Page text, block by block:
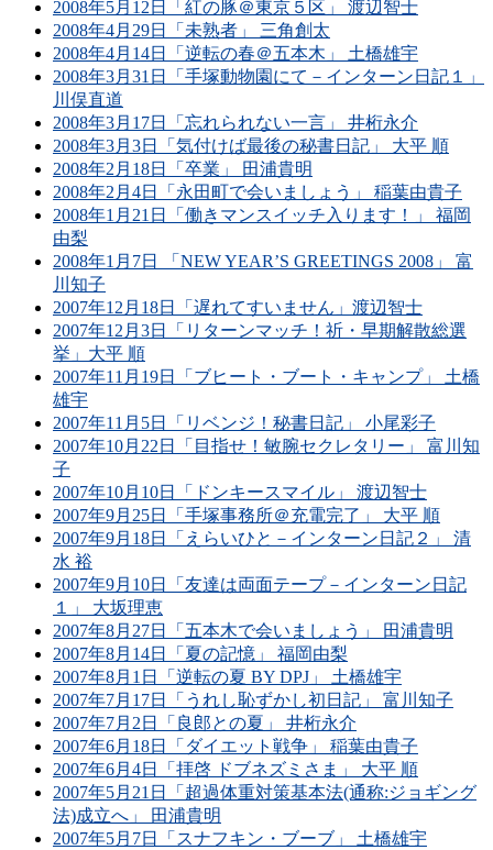
2008年5月12日「紅の豚＠東京５区」 渡辺智士
2008年4月29日「未熟者」 三角創太
2008年4月14日「逆転の春＠五本木」 土橋雄宇
2008年3月31日「手塚動物園にて－インターン日記１」
川俣直道
2008年3月17日「忘れられない一言」 井桁永介
2008年3月3日「気付けば最後の秘書日記」 大平 順
2008年2月18日「卒業」 田浦貴明
2008年2月4日「永田町で会いましょう」 稲葉由貴子
2008年1月21日「働きマンスイッチ入ります！」 福岡
由梨
2008年1月7日 「NEW YEAR’S GREETINGS 2008」 富
川知子
2007年12月18日「遅れてすいません」渡辺智士
2007年12月3日「リターンマッチ！祈・早期解散総選
挙」大平 順
2007年11月19日「ブヒート・ブート・キャンプ」 土橋
雄宇
2007年11月5日「リベンジ！秘書日記」 小尾彩子
2007年10月22日「目指せ！敏腕セクレタリー」 富川知
子
2007年10月10日「ドンキースマイル」 渡辺智士
2007年9月25日「手塚事務所＠充電完了」 大平 順
2007年9月18日「えらいひと－インターン日記２」 清
水 裕
2007年9月10日「友達は両面テープ－インターン日記
１」 大坂理恵
2007年8月27日「五本木で会いましょう」 田浦貴明
2007年8月14日「夏の記憶」 福岡由梨
2007年8月1日「逆転の夏 BY DPJ」 土橋雄宇
2007年7月17日「うれし恥ずかし初日記」 富川知子
2007年7月2日「良郎との夏」 井桁永介
2007年6月18日「ダイエット戦争」 稲葉由貴子
2007年6月4日「拝啓 ドブネズミさま」 大平 順
2007年5月21日「超過体重対策基本法(通称:ジョギング
法)成立へ」 田浦貴明
2007年5月7日「スナフキン・ブーブ」 土橋雄宇